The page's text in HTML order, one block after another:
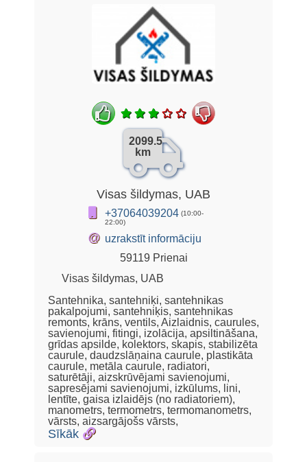
2099.5
km
Visas šildymas, UAB
+37064039204 (10:00-
22:00)
@ uzrakstīt informāciju
59119 Prienai
Visas šildymas, UAB
Santehnika, santehniķi, santehnikas
pakalpojumi, santehniķis, santehnikas
remonts, krāns, ventils, Aizlaidnis, caurules,
savienojumi, fitingi, izolācija, apsiltināšana,
grīdas apsilde, kolektors, skapis, stabilizēta
caurule, daudzslāņaina caurule, plastikāta
caurule, metāla caurule, radiatori,
saturētāji, aizskrūvējami savienojumi,
sapresējami savienojumi, izkūlums, lini,
lentīte, gaisa izlaidējs (no radiatoriem),
manometrs, termometrs, termomanometrs,
vārsts, aizsargājošs vārsts,
Sīkāk